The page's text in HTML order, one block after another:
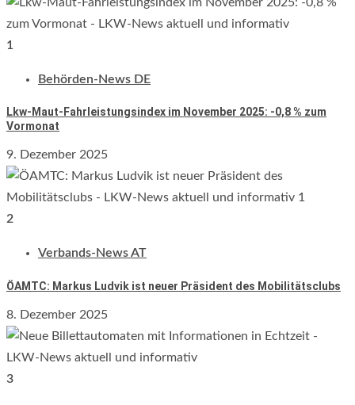
1
Behörden-News DE
Lkw-Maut-Fahrleistungsindex im November 2025: -0,8 % zum
Vormonat
9. Dezember 2025
2
Verbands-News AT
ÖAMTC: Markus Ludvik ist neuer Präsident des Mobilitätsclubs
8. Dezember 2025
3